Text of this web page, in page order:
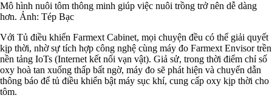
Mô hình nuôi tôm thông minh giúp việc nuôi trồng trở nên dễ dàng
hơn. Ảnh: Tép Bạc
Với Tủ điều khiển Farmext Cabinet, mọi chuyện đều có thể giải quyết
kịp thời, nhờ sự tích hợp công nghệ cùng máy đo Farmext Envisor trền
nền tảng IoTs (Internet kết nối vạn vật). Giả sử, trong thời điểm chỉ số
oxy hoà tan xuống thấp bất ngờ, máy đo sẽ phát hiện và chuyển dẫn
thông báo để tủ điều khiển bật máy sục khí, cung cấp oxy kịp thời cho
tôm.